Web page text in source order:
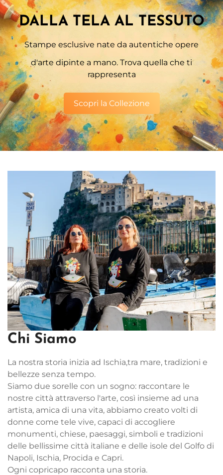
DALLA TELA AL TESSUTO
Stampe esclusive nate da autentiche opere
d'arte dipinte a mano. Trova quella che ti
rappresenta
Scopri la Collezione
Chi Siamo
La nostra storia inizia ad Ischia,tra mare, tradizioni e
bellezze senza tempo.
Siamo due sorelle con un sogno: raccontare le
nostre città attraverso l'arte, così insieme ad una
artista, amica di una vita, abbiamo creato volti di
donne come tele vive, capaci di accogliere
monumenti, chiese, paesaggi, simboli e tradizioni
delle bellissime città italiane e delle isole del Golfo di
Napoli, Ischia, Procida e Capri.
Ogni copricapo racconta una storia.
Are you 18 years old or older?